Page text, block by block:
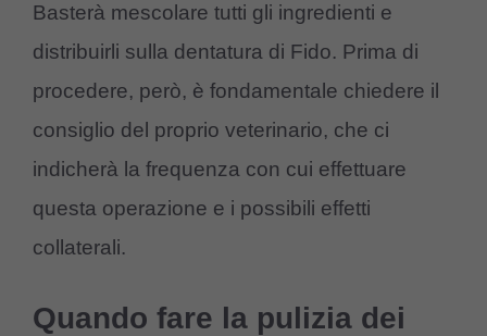
Basterà mescolare tutti gli ingredienti e
distribuirli sulla dentatura di Fido. Prima di
procedere, però, è fondamentale chiedere il
consiglio del proprio veterinario, che ci
indicherà la frequenza con cui effettuare
questa operazione e i possibili effetti
collaterali.
Quando fare la pulizia dei